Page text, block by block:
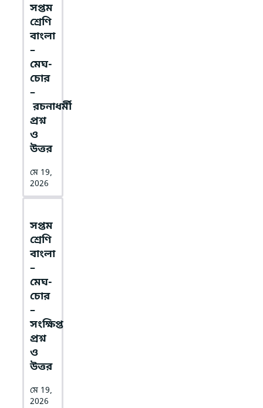
সপ্তম
শ্রেণি
বাংলা
–
মেঘ-
চোর
–
রচনাধর্মী
প্রশ্ন
ও
উত্তর
মে 19,
2026
সপ্তম
শ্রেণি
বাংলা
–
মেঘ-
চোর
–
সংক্ষিপ্ত
প্রশ্ন
ও
উত্তর
মে 19,
2026